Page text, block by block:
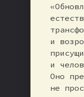
и
и
Оно
не